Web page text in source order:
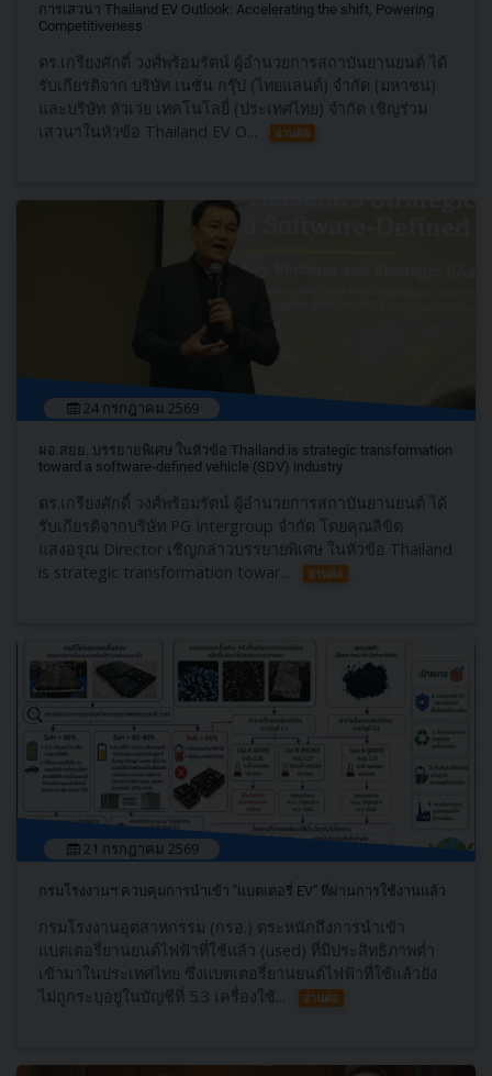
การเสวนา Thailand EV Outlook: Accelerating the shift, Powering
Competitiveness
ดร.เกรียงศักดิ์ วงศ์พร้อมรัตน์ ผู้อำนวยการสถาบันยานยนต์ ได้
รับเกียรติจาก บริษัท เนชั่น กรุ๊ป (ไทยแลนด์) จำกัด (มหาชน)
และบริษัท หัวเว่ย เทคโนโลยี่ (ประเทศไทย) จำกัด เชิญร่วม
เสวนาในหัวข้อ Thailand EV O...
อ่านต่อ
24 กรกฎาคม 2569
ผอ.สยย. บรรยายพิเศษ ในหัวข้อ Thailand is strategic transformation
toward a software-defined vehicle (SDV) industry
ดร.เกรียงศักดิ์ วงศ์พร้อมรัตน์ ผู้อำนวยการสถาบันยานยนต์ ได้
รับเกียรติจากบริษัท PG Intergroup จำกัด โดยคุณลิขิต
แสงอรุณ Director เชิญกล่าวบรรยายพิเศษ ในหัวข้อ Thailand
is strategic transformation towar...
อ่านต่อ
21 กรกฎาคม 2569
กรมโรงงานฯ ควบคุมการนำเข้า "แบตเตอรี่ EV" ที่ผ่านการใช้งานแล้ว
กรมโรงงานอุตสาหกรรม (กรอ.) ตระหนักถึงการนำเข้า
แบตเตอรี่ยานยนต์ไฟฟ้าที่ใช้แล้ว (used) ที่มีประสิทธิภาพต่ำ
เข้ามาในประเทศไทย ซึ่งแบตเตอรี่ยานยนต์ไฟฟ้าที่ใช้แล้วยัง
ไม่ถูกระบุอยู่ในบัญชีที่ 5.3 เครื่องใช้...
อ่านต่อ